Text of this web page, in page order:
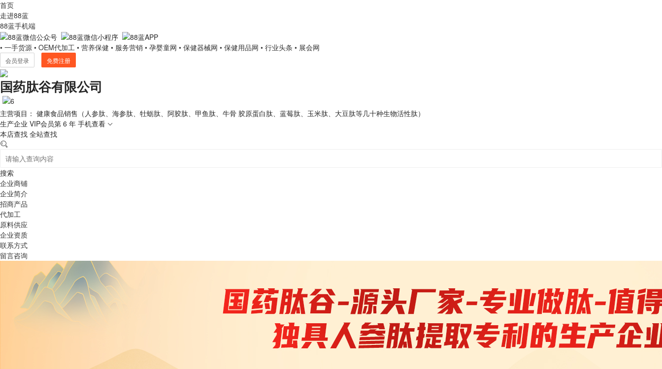
首页
走进88蓝
88蓝手机端
• 一手货源 • OEM代加工 • 营养保健 • 服务营销 • 孕婴童网 • 保健器械网 • 保健用品网 • 行业头条 • 展会网
会员登录 免费注册
国药肽谷有限公司
主营项目： 健康食品销售（人参肽、海参肽、牡蛎肽、阿胶肽、甲鱼肽、牛骨 胶原蛋白肽、蓝莓肽、玉米肽、大豆肽等几十种生物活性肽）
生产企业 VIP会员第 6 年 手机查看
本店查找 全站查找
搜索
企业商铺
企业简介
招商产品
代加工
原料供应
企业资质
联系方式
留言咨询